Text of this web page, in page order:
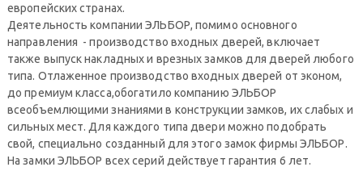
европейских странах.
Деятельность компании ЭЛЬБОР, помимо основного
направления - производство входных дверей, включает
также выпуск накладных и врезных замков для дверей любого
типа. Отлаженное производство входных дверей от эконом,
до премиум класса,обогатило компанию ЭЛЬБОР
всеобъемлющими знаниями в конструкции замков, их слабых и
сильных мест. Для каждого типа двери можно подобрать
свой, специально созданный для этого замок фирмы ЭЛЬБОР.
На замки ЭЛЬБОР всех серий действует гарантия 6 лет.